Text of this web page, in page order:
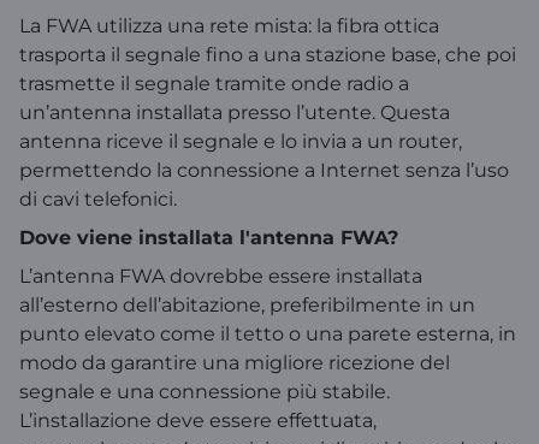
La FWA utilizza una rete mista: la fibra ottica
trasporta il segnale fino a una stazione base, che poi
trasmette il segnale tramite onde radio a
un’antenna installata presso l’utente. Questa
antenna riceve il segnale e lo invia a un router,
permettendo la connessione a Internet senza l’uso
di cavi telefonici.
Dove viene installata l'antenna FWA?
L’antenna FWA dovrebbe essere installata
all’esterno dell’abitazione, preferibilmente in un
punto elevato come il tetto o una parete esterna, in
modo da garantire una migliore ricezione del
segnale e una connessione più stabile.
L’installazione deve essere effettuata,